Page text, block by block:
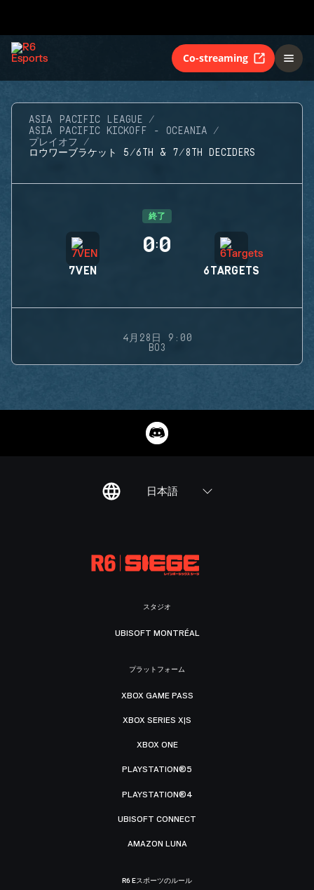
Co-streaming
ASIA PACIFIC LEAGUE
ASIA PACIFIC KICKOFF - OCEANIA
プレイオフ
ロウワーブラケット 5/6TH & 7/8TH DECIDERS
終了
7VEN
0:0
6TARGETS
4月28日 9:00
BO3
日本語
スタジオ
UBISOFT MONTRÉAL
プラットフォーム
XBOX GAME PASS
XBOX SERIES X|S
XBOX ONE
PLAYSTATION®5
PLAYSTATION®4
UBISOFT CONNECT
AMAZON LUNA
R6 Eスポーツのルール